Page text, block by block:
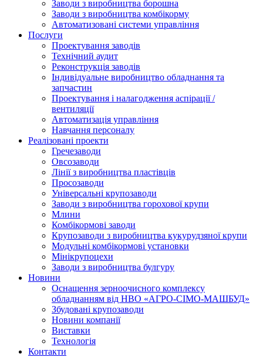
Заводи з виробництва борошна
Заводи з виробництва комбікорму
Автоматизовані системи управління
Послуги
Проектування заводів
Технічний аудит
Реконструкція заводів
Індивідуальне виробництво обладнання та
запчастин
Проектування і налагодження аспірації /
вентиляції
Автоматизація управління
Навчання персоналу
Реалізовані проекти
Гречезаводи
Овсозаводи
Лінії з виробництва пластівців
Просозаводи
Універсальні крупозаводи
Заводи з виробництва горохової крупи
Млини
Комбікормові заводи
Крупозаводи з виробництва кукурудзяної крупи
Модульні комбікормові установки
Мінікрупоцехи
Заводи з виробництва булгуру
Новини
Оснащення зерноочисного комплексу
обладнанням від НВО «АГРО-СІМО-МАШБУД»
Збудовані крупозаводи
Новини компанії
Виставки
Технологія
Контакти